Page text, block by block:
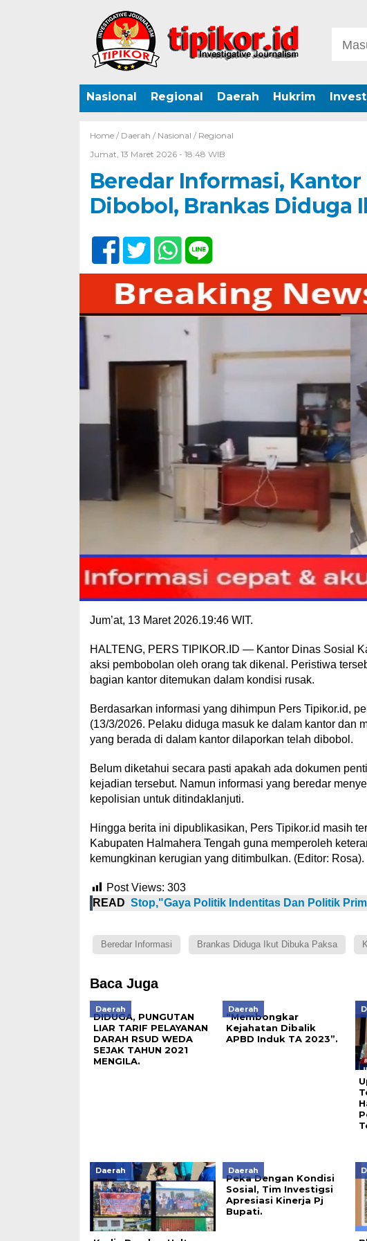
Nasional Regional Daerah Hukrim
Home / Daerah / Nasional / Regional
Jumat, 13 Maret 2026 - 18:48 WIB
Beredar Informasi,
Dibobol, Brankas Diduga
Jum’at, 13 Maret 2026.19:46 WIT.
HALTENG, PERS TIPIKOR.ID — Kantor Dinas Sosial
aksi pembobolan oleh orang tak dikenal. Peristiwa
bagian kantor ditemukan dalam kondisi rusak.
Berdasarkan informasi yang dihimpun Pers Tipikor.id,
(13/3/2026. Pelaku diduga masuk ke dalam kantor dan
yang berada di dalam kantor dilaporkan telah dibobol.
Belum diketahui secara pasti apakah ada dokumen
kejadian tersebut. Namun informasi yang beredar
kepolisian untuk ditindaklanjuti.
Hingga berita ini dipublikasikan, Pers Tipikor.id masih
Kabupaten Halmahera Tengah guna memperoleh
kemungkinan kerugian yang ditimbulkan. (Editor: Rosa).
Post Views: 303
READ Stop,"Gaya Politik Indentitas Dan Politik
Beredar Informasi Brankas Diduga Ikut Dibuka Paksa
Baca Juga
Daerah
DIDUGA, PUNGUTAN
LIAR TARIF PELAYANAN
DARAH RSUD WEDA
SEJAK TAHUN 2021
MENGILA.
Daerah
“Membongkar
Kejahatan Dibalik
APBD Induk TA 2023”.
Daerah Daerah
Peka Dengan Kondisi
Sosial, Tim Investigsi
Apresiasi Kinerja Pj
Bupati.